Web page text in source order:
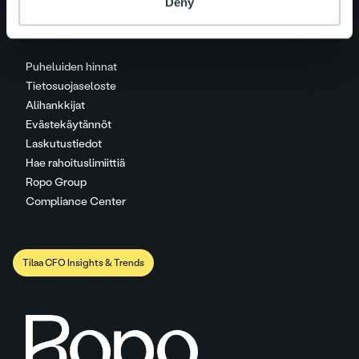
Puheluiden hinnat
Tietosuojaseloste
Alihankkijat
Evästekäytännöt
Laskutustiedot
Hae rahoituslimiittiä
Ropo Group
Compliance Center
Tilaa CFO Insights & Trends